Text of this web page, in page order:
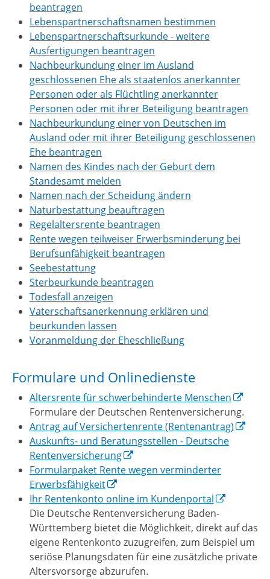
beantragen
Lebenspartnerschaftsnamen bestimmen
Lebenspartnerschaftsurkunde - weitere
Ausfertigungen beantragen
Nachbeurkundung einer im Ausland
geschlossenen Ehe als staatenlos anerkannter
Personen oder als Flüchtling anerkannter
Personen oder mit ihrer Beteiligung beantragen
Nachbeurkundung einer von Deutschen im
Ausland oder mit ihrer Beteiligung geschlossenen
Ehe beantragen
Namen des Kindes nach der Geburt dem
Standesamt melden
Namen nach der Scheidung ändern
Naturbestattung beauftragen
Regelaltersrente beantragen
Rente wegen teilweiser Erwerbsminderung bei
Berufsunfähigkeit beantragen
Seebestattung
Sterbeurkunde beantragen
Todesfall anzeigen
Vaterschaftsanerkennung erklären und
beurkunden lassen
Voranmeldung der Eheschließung
Formulare und Onlinedienste
Altersrente für schwerbehinderte Menschen
Formulare der Deutschen Rentenversicherung.
Antrag auf Versichertenrente (Rentenantrag)
Auskunfts- und Beratungsstellen - Deutsche
Rentenversicherung
Formularpaket Rente wegen verminderter
Erwerbsfähigkeit
Ihr Rentenkonto online im Kundenportal
Die Deutsche Rentenversicherung Baden-
Württemberg bietet die Möglichkeit, direkt auf das
eigene Rentenkonto zuzugreifen, zum Beispiel um
seriöse Planungsdaten für eine zusätzliche private
Altersvorsorge abzurufen.